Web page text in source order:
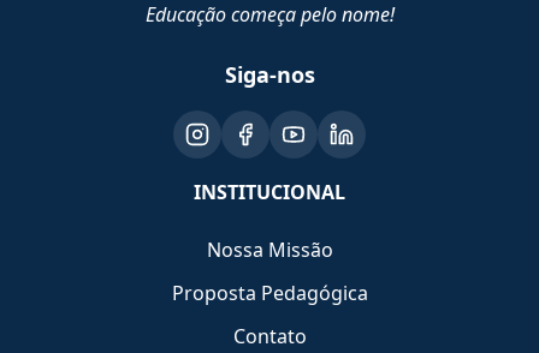
Educação começa pelo nome!
Siga-nos
INSTITUCIONAL
Nossa Missão
Proposta Pedagógica
Contato